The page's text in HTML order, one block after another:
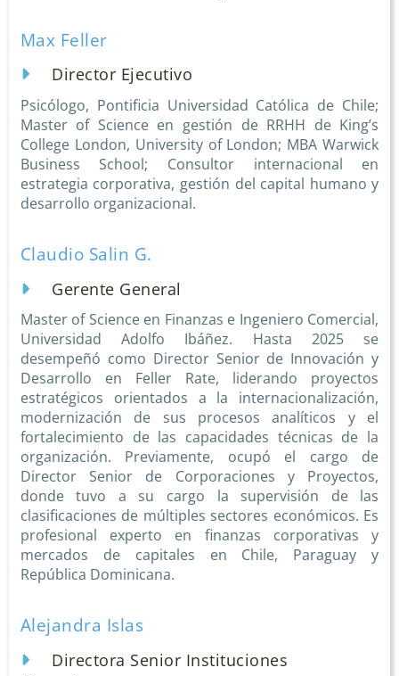
Max Feller
Director Ejecutivo
Psicólogo, Pontificia Universidad Católica de Chile;
Master of Science en gestión de RRHH de King’s
College London, University of London; MBA Warwick
Business School; Consultor internacional en
estrategia corporativa, gestión del capital humano y
desarrollo organizacional.
Claudio Salin G.
Gerente General
Master of Science en Finanzas e Ingeniero Comercial,
Universidad Adolfo Ibáñez. Hasta 2025 se
desempeñó como Director Senior de Innovación y
Desarrollo en Feller Rate, liderando proyectos
estratégicos orientados a la internacionalización,
modernización de sus procesos analíticos y el
fortalecimiento de las capacidades técnicas de la
organización. Previamente, ocupó el cargo de
Director Senior de Corporaciones y Proyectos,
donde tuvo a su cargo la supervisión de las
clasificaciones de múltiples sectores económicos. Es
profesional experto en finanzas corporativas y
mercados de capitales en Chile, Paraguay y
República Dominicana.
Alejandra Islas
Directora Senior Instituciones